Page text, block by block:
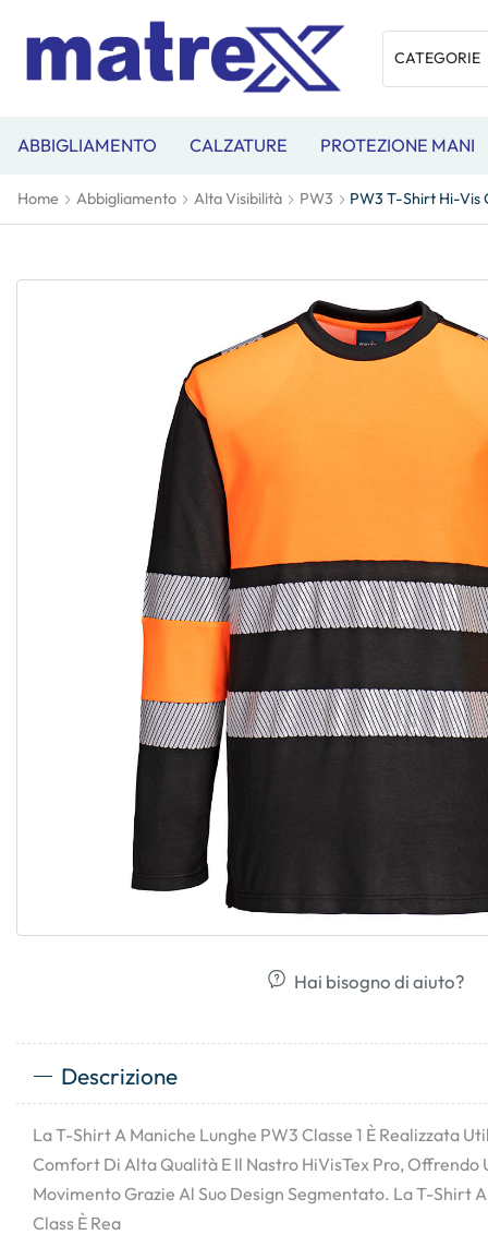
ABBIGLIAMENTO CALZATURE PROTEZIONE MANI
Home Abbigliamento Alta Visibilità PW3 PW3 T-Shirt Hi-Vis
Hai bisogno di aiuto?
Descrizione
La T-Shirt A Maniche Lunghe PW3 Classe 1 È Realizzata
Comfort Di Alta Qualità E Il Nastro HiVisTex Pro, Offrendo
Movimento Grazie Al Suo Design Segmentato. La T-Shirt
Class È Rea